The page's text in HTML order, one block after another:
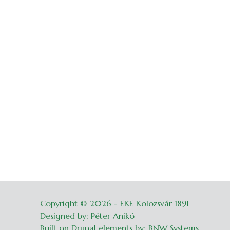
Copyright © 2026 - EKE Kolozsvár 1891
Designed by: Péter Anikó
Built on Drupal elements by: BNW Systems